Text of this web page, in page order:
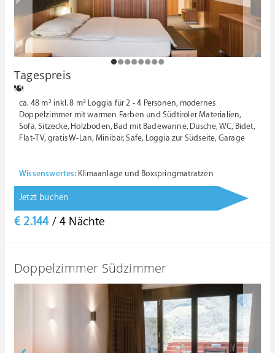
Tagespreis
ca. 48 m² inkl. 8 m² Loggia für 2 - 4 Personen, modernes
Doppelzimmer mit warmen Farben und Südtiroler Materialien,
Sofa, Sitzecke, Holzboden, Bad mit Badewanne, Dusche, WC, Bidet,
Flat-TV, gratis W-Lan, Minibar, Safe, Loggia zur Südseite, Garage
Wissenswertes: Klimaanlage und Boxspringmatratzen
Jetzt buchen
€ 2.144/ 4 Nächte
Doppelzimmer Südzimmer